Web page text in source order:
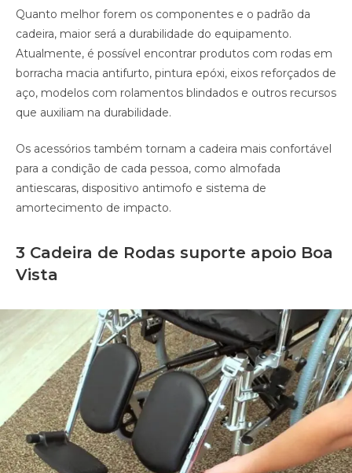
Quanto melhor forem os componentes e o padrão da
cadeira, maior será a durabilidade do equipamento.
Atualmente, é possível encontrar produtos com rodas em
borracha macia antifurto, pintura epóxi, eixos reforçados de
aço, modelos com rolamentos blindados e outros recursos
que auxiliam na durabilidade.
Os acessórios também tornam a cadeira mais confortável
para a condição de cada pessoa, como almofada
antiescaras, dispositivo antimofo e sistema de
amortecimento de impacto.
3 Cadeira de Rodas suporte apoio Boa
Vista